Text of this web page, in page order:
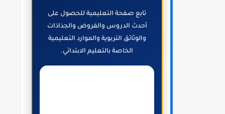
تابع صفحة التعليمية للحصول على
أحدث الدروس والفروض والجذاذات
والوثائق التربوية والموارد التعليمية
الخاصة بالتعليم الابتدائي.